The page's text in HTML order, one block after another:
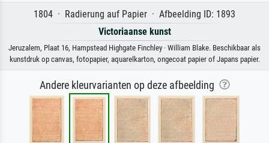
1804 · Radierung auf Papier · Afbeelding ID: 1893
Victoriaanse kunst
Jeruzalem, Plaat 16, Hampstead Highgate Finchley · William Blake. Beschikbaar als
kunstdruk op canvas, fotopapier, aquarelkarton, ongecoat papier of Japans papier.
Andere kleurvarianten op deze afbeelding